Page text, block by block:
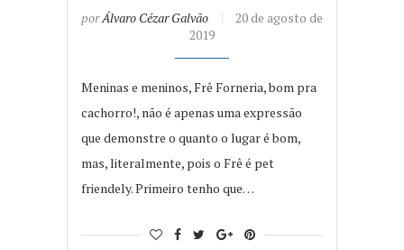
porÁlvaro Cézar Galvão
20 de agosto de
2019
Meninas e meninos, Frê Forneria, bom pra
cachorro!, não é apenas uma expressão
que demonstre o quanto o lugar é bom,
mas, literalmente, pois o Frê é pet
friendely. Primeiro tenho que…